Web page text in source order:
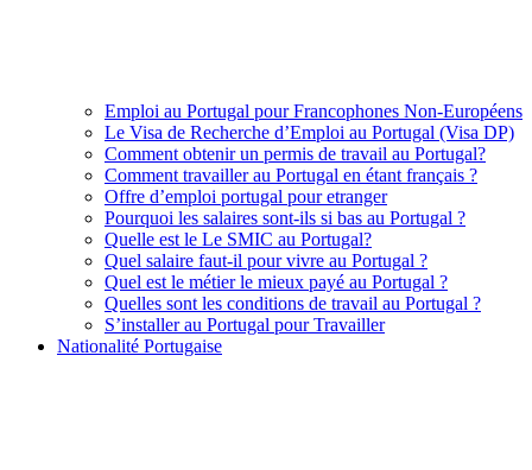
Emploi au Portugal pour Francophones Non-Européens
Le Visa de Recherche d’Emploi au Portugal (Visa DP)
Comment obtenir un permis de travail au Portugal?
Comment travailler au Portugal en étant français ?
Offre d’emploi portugal pour etranger
Pourquoi les salaires sont-ils si bas au Portugal ?
Quelle est le Le SMIC au Portugal?
Quel salaire faut-il pour vivre au Portugal ?
Quel est le métier le mieux payé au Portugal ?
Quelles sont les conditions de travail au Portugal ?
S’installer au Portugal pour Travailler
Nationalité Portugaise